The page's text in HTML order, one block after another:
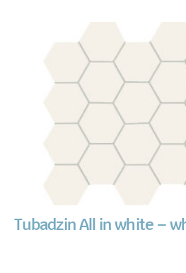
Tubadzin All in white –